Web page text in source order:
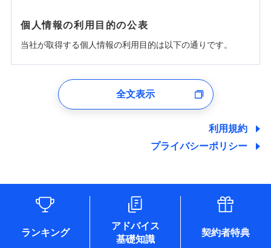
個人情報の利用目的の公表
当社が取得する個人情報の利用目的は以下の通りです。
ユーザー登録受付および、管理のため
しくは委託を受けている保険会社・提携会社の保険その他に
関する情報を提供し、金融商品等の契約を勧奨するため、ま
た維持管理等の委託業務遂行のため、またそれらに付帯、関
情報を取引のある他の保険会社の商品・サービスをご提案す
るために利用させていただくことがあります。）
各種セミナーの開催のため
コンサルティングサービスの実施のため
アンケートやキャンペーン等の実施のため
上記に係る案内・手続き・管理等付帯業務を行うため
全文表示
利用規約
プライバシーポリシー
ランキング
アドバイス
基礎知識
契約者特典